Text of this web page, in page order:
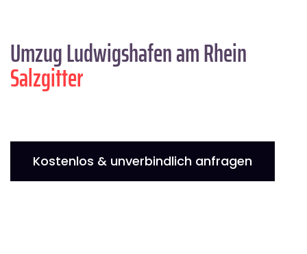
Umzug Ludwigshafen am Rhein
Salzgitter
Kostenlos & unverbindlich anfragen